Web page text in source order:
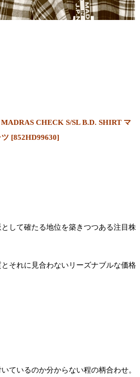
CHECK S/SL B.D. SHIRT マ
[852HD99630]
して確たる地位を築きつつある注目株
それに見合わないリーズナブルな価格
ているのか分からない程の柄合わせ。